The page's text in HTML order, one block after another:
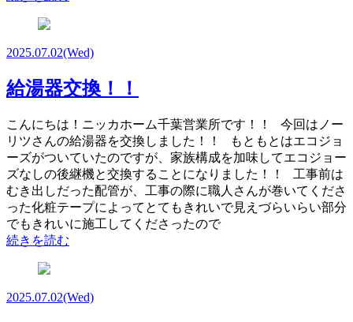
2025.07.02(Wed)
給湯器交換！！
こんにちは！ニッカホーム千葉営業所です！！ 今回はノー
リツさんの給湯器を交換しました！！ もともとはエコジョ
ーズがついていたのですが、家族構成を加味してエコジョー
ズなしの後継機と交換することになりました！！ 工事前は
むき出しだった配管が、工事の際に職人さんが巻いてくださ
った化粧テープによってとてもきれいで見えづらいらい部分
でもきれいに施工してくださったので
続きを読む
2025.07.02(Wed)